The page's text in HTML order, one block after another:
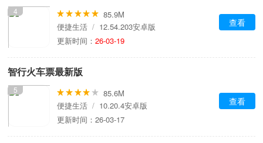
4
85.9M
便捷生活 / 12.54.203安卓版
更新时间：26-03-19
查看
智行火车票最新版
5
85.6M
便捷生活 / 10.20.4安卓版
更新时间：26-03-17
查看